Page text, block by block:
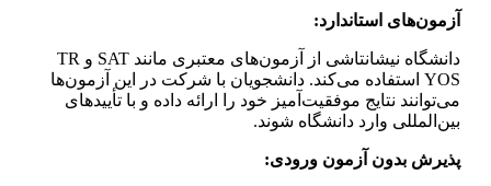
آزمون‌های استاندارد:
دانشگاه نیشانتاشی از آزمون‌های معتبری مانند SAT و TR
YOS استفاده می‌کند. دانشجویان با شرکت در این آزمون‌ها
می‌توانند نتایج موفقیت‌آمیز خود را ارائه داده و با تأییدهای
بین‌المللی وارد دانشگاه شوند.
پذیرش بدون آزمون ورودی: